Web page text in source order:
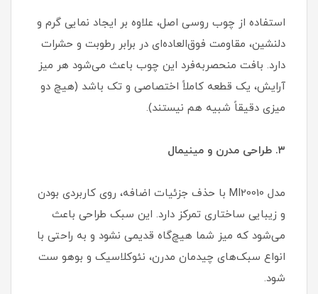
استفاده از چوب روسی اصل، علاوه بر ایجاد نمایی گرم و
دلنشین، مقاومت فوق‌العاده‌ای در برابر رطوبت و حشرات
دارد. بافت منحصر‌به‌فرد این چوب باعث می‌شود هر میز
آرایش، یک قطعه کاملاً اختصاصی و تک باشد (هیچ دو
میزی دقیقاً شبیه هم نیستند).
۳. طراحی مدرن و مینیمال
مدل MI20010 با حذف جزئیات اضافه، روی کاربردی بودن
و زیبایی ساختاری تمرکز دارد. این سبک طراحی باعث
می‌شود که میز شما هیچ‌گاه قدیمی نشود و به راحتی با
انواع سبک‌های چیدمان مدرن، نئوکلاسیک و بوهو ست
شود.